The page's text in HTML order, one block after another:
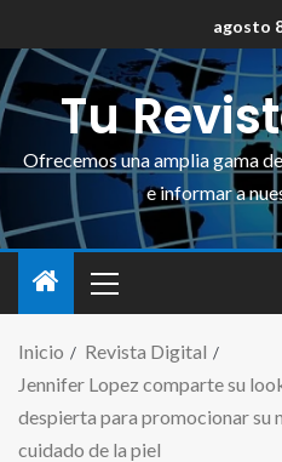
agosto
Tu
Ofrecemos una amplia gama
e informar a
Inicio
Revista Digital
Jennifer Lopez comparte su
despierta para promocionar su
cuidado de la piel